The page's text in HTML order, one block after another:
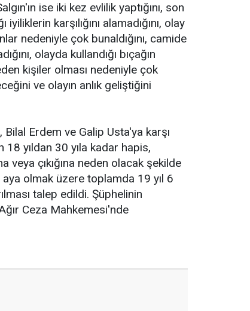
ise iki kez evlilik yaptığını, son
karşılığını alamadığını, olay
nedeniyle çok bunaldığını, camide
olayda kullandığı bıçağın
kişiler olması nedeniyle çok
ve olayın anlık geliştiğini
Bilal Erdem ve Galip Usta'ya karşı
yıldan 30 yıla kadar hapis,
veya çıkığına neden olacak şekilde
olmak üzere toplamda 19 yıl 6
talep edildi. Şüphelinin
Ceza Mahkemesi'nde